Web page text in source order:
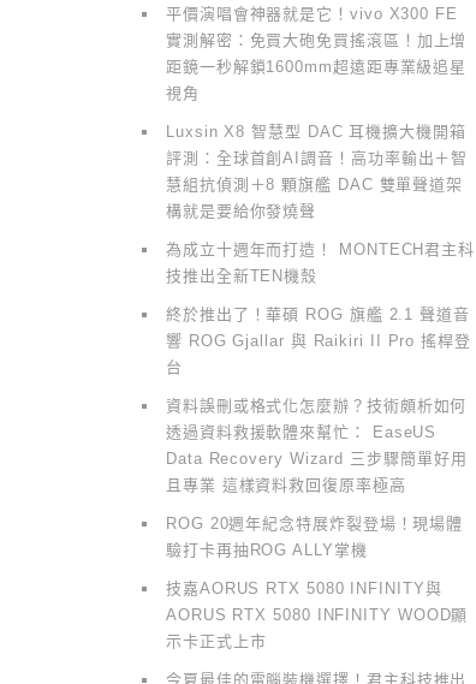
平價演唱會神器就是它！vivo X300 FE
實測解密：免買大砲免買搖滾區！加上增
距鏡一秒解鎖1600mm超遠距專業級追星
視角
Luxsin X8 智慧型 DAC 耳機擴大機開箱
評測：全球首創AI調音！高功率輸出＋智
慧組抗偵測＋8 顆旗艦 DAC 雙單聲道架
構就是要給你發燒聲
為成立十週年而打造！ MONTECH君主科
技推出全新TEN機殼
終於推出了！華碩 ROG 旗艦 2.1 聲道音
響 ROG Gjallar 與 Raikiri II Pro 搖桿登
台
資料誤刪或格式化怎麼辦？技術頗析如何
透過資料救援軟體來幫忙： EaseUS
Data Recovery Wizard 三步驟簡單好用
且專業 這樣資料救回復原率極高
ROG 20週年紀念特展炸裂登場！現場體
驗打卡再抽ROG ALLY掌機
技嘉AORUS RTX 5080 INFINITY與
AORUS RTX 5080 INFINITY WOOD顯
示卡正式上市
今夏最佳的電腦裝機選擇！君主科技推出